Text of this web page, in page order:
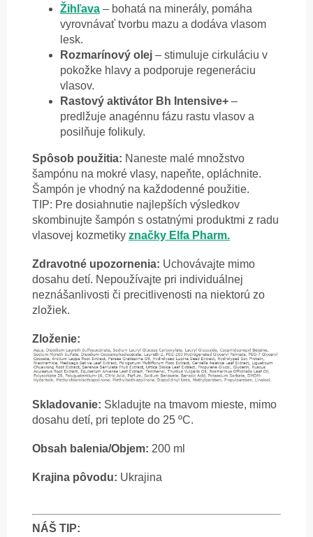
Žihľava – bohatá na minerály, pomáha
vyrovnávať tvorbu mazu a dodáva vlasom
lesk.
Rozmarínový olej – stimuluje cirkuláciu v
pokožke hlavy a podporuje regeneráciu
vlasov.
Rastový aktivátor Bh Intensive+ –
predlžuje anagénnu fázu rastu vlasov a
posilňuje folikuly.
Spôsob použitia: Naneste malé množstvo
šampónu na mokré vlasy, napeňte, opláchnite.
Šampón je vhodný na každodenné použitie.
TIP: Pre dosiahnutie najlepších výsledkov
skombinujte šampón s ostatnými produktmi z radu
vlasovej kozmetiky značky Elfa Pharm.
Zdravotné upozornenia: Uchovávajte mimo
dosahu detí. Nepoužívajte pri individuálnej
neznášanlivosti či precitlivenosti na niektorú zo
zložiek.
Zloženie:
Skladovanie: Skladujte na tmavom mieste, mimo
dosahu detí, pri teplote do 25 ºC.
Obsah balenia/Objem: 200 ml
Krajina pôvodu: Ukrajina
NÁŠ TIP: